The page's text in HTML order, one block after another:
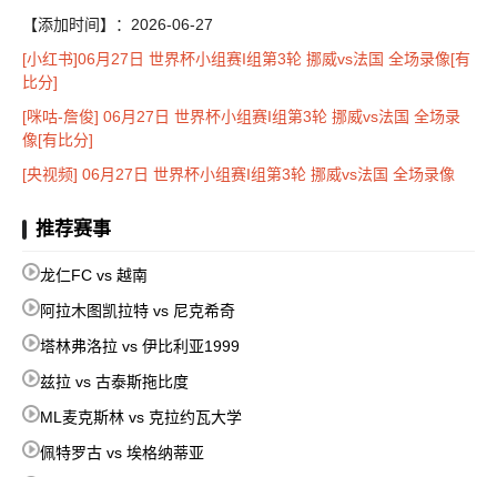
【添加时间】：2026-06-27
[小红书]06月27日 世界杯小组赛I组第3轮 挪威vs法国 全场录像[有
比分]
[咪咕-詹俊] 06月27日 世界杯小组赛I组第3轮 挪威vs法国 全场录
像[有比分]
[央视频] 06月27日 世界杯小组赛I组第3轮 挪威vs法国 全场录像
推荐赛事
龙仁FC vs 越南
阿拉木图凯拉特 vs 尼克希奇
塔林弗洛拉 vs 伊比利亚1999
兹拉 vs 古泰斯拖比度
ML麦克斯林 vs 克拉约瓦大学
佩特罗古 vs 埃格纳蒂亚